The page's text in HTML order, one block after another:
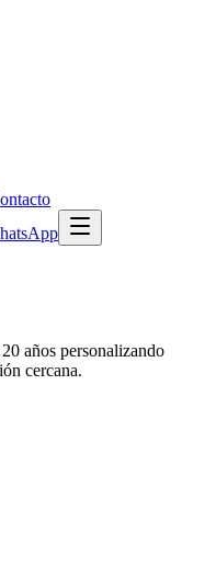
años personalizando
cercana.